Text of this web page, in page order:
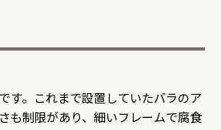
す。これまで設置していたバラのア
も制限があり、細いフレームで腐食